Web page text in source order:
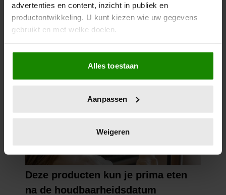
advertenties en content, inzicht in publiek en
productontwikkeling. U kunt kiezen wie uw gegevens
gebruikt en met welke doelen.
Als u het toestaat, willen we ook graag:
Informatie verzamelen over uw geografische
locatie, die tot een paar meter nauwkeurig kan zijn
scannen op specifieke eigenschappen (fingerprinting)
verwerkt en stel uw voorkeuren in het
intrekken in de Cookieverklaring.
We gebruiken cookies om content en advertenties te
personaliseren, om functies voor social media te bieden
Alles toestaan
Aanpassen
Weigeren